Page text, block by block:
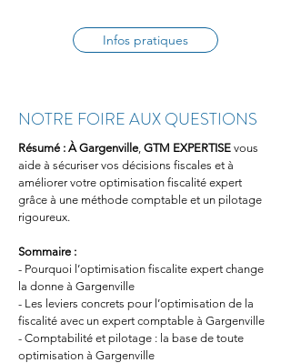
Infos pratiques
NOTRE FOIRE AUX QUESTIONS
Résumé : À Gargenville, GTM EXPERTISE vous
aide à sécuriser vos décisions fiscales et à
améliorer votre optimisation fiscalité expert
grâce à une méthode comptable et un pilotage
rigoureux.
Sommaire :
- Pourquoi l’optimisation fiscalite expert change
la donne à Gargenville
- Les leviers concrets pour l’optimisation de la
fiscalité avec un expert comptable à Gargenville
- Comptabilité et pilotage : la base de toute
optimisation à Gargenville